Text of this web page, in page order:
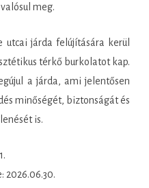
meg.
utcai járda felújítására kerül
térkő burkolatot kap.
a járda, ami jelentősen
minőségét, biztonságát és
is.
2026.06.30.